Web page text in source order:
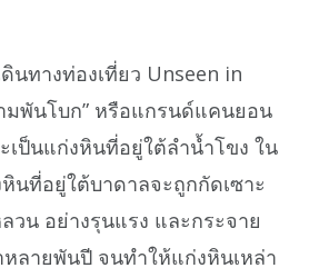
นทางท่องเที่ยว Unseen in
มพันโบก” หรือแกรนด์แคนยอน
ป็นแก่งหินที่อยู่ใต้ลำน้ำโขง ใน
นที่อยู่ใต้บาดาลจะถูกกัดเซาะ
วน อย่างรุนแรง และกระจาย
หลายพันปี จนทำให้แก่งหินเหล่า